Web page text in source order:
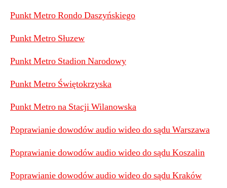
Punkt Metro Rondo Daszyńskiego
Punkt Metro Słuzew
Punkt Metro Stadion Narodowy
Punkt Metro Świętokrzyska
Punkt Metro na Stacji Wilanowska
Poprawianie dowodów audio wideo do sądu Warszawa
Poprawianie dowodów audio wideo do sądu Koszalin
Poprawianie dowodów audio wideo do sądu Kraków